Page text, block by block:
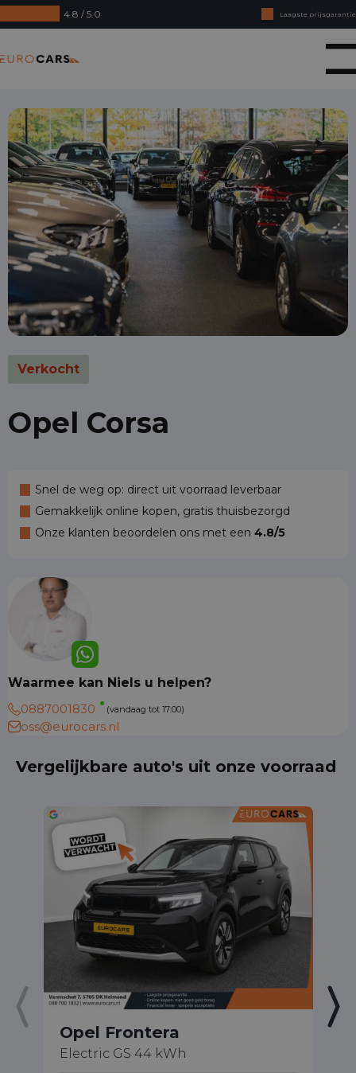
4.8 / 5.0
Laagste prijsgarantie
Online kopen, niet goed geld terug
Financial lease - Soepele acceptatie
Verkocht
Opel Corsa
Snel de weg op: direct uit voorraad leverbaar
Gemakkelijk online kopen, gratis thuisbezorgd
Onze klanten beoordelen ons met een 4.8/5
Waarmee kan Niels u helpen?
0887001830
(vandaag tot 17:00)
oss@eurocars.nl
Vergelijkbare auto's uit onze voorraad
Opel Frontera
Electric GS 44 kWh